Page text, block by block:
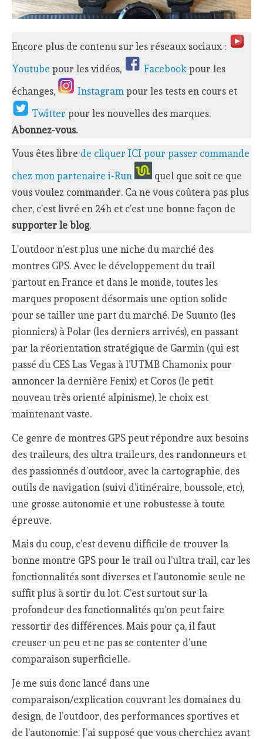
Encore plus de contenu sur les réseaux sociaux :
Youtube pour les vidéos, Facebookpour les
échanges,
Instagrampour les tests en cours et
Twitterpour les nouvelles des marques.
Abonnez-vous.
Vous êtes libre de cliquer ICI pour passer commande
chez mon partenaire i-Run
quel que soit ce que
vous voulez commander. Ca ne vous coûtera pas plus
cher, c’est livré en 24h et c’est une bonne façon de
supporter le blog.
L’outdoor n’est plus une niche du marché des
montres GPS. Avec le développement du trail
partout en France et dans le monde, toutes les
marques proposent désormais une option solide
pour se tailler une part du marché. De Suunto (les
pionniers) à Polar (les derniers arrivés), en passant
par la réorientation stratégique de Garmin (qui est
passé du CES Las Vegas à l’UTMB Chamonix pour
annoncer la dernière Fenix) et Coros (le petit
nouveau très orienté alpinisme), le choix est
maintenant vaste.
Ce genre de montres GPS peut répondre aux besoins
des traileurs, des ultra traileurs, des randonneurs et
des passionnés d’outdoor, avec la cartographie, des
outils de navigation (suivi d’itinéraire, boussole, etc),
une grosse autonomie et une robustesse à toute
épreuve.
Mais du coup, c’est devenu difficile de trouver la
bonne montre GPS pour le trail ou l’ultra trail, car les
fonctionnalités sont diverses et l’autonomie seule ne
suffit plus à sortir du lot. C’est surtout sur la
profondeur des fonctionnalités qu’on peut faire
ressortir des différences. Mais pour ça, il faut
creuser un peu et ne pas se contenter d’une
comparaison superficielle.
Je me suis donc lancé dans une
comparaison/explication couvrant les domaines du
design, de l’outdoor, des performances sportives et
de l’autonomie. J’ai supposé que vous cherchiez avant